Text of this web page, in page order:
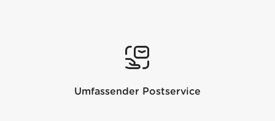
Umfassender Postservice